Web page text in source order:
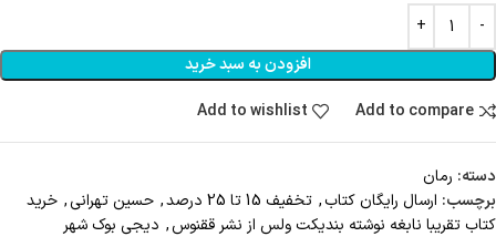
افزودن به سبد خرید
Add to compare
Add to wishlist
دسته: رمان
برچسب: ارسال رايگان کتاب, تخفیف 15 تا 25 درصد , حسین تهرانی, خرید
کتاب تقریبا نابغه نوشته بندیکت ولس از نشر ققنوس, دیجی بوک شهر